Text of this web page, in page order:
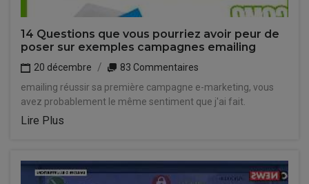
14 Questions que vous pourriez avoir peur de
poser sur exemples campagnes emailing
20 décembre
83 Commentaires
emailing réussir sa première campagne e-marketing, vous
avez probablement le même sentiment que j'ai fait.
Lire Plus